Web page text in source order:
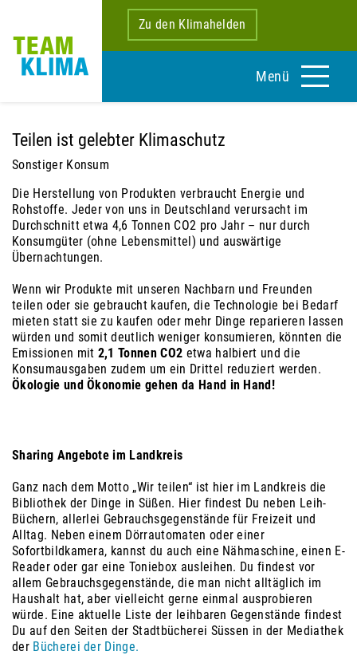
Zu den Klimahelden
Menü
Teilen ist gelebter Klimaschutz
Sonstiger Konsum
Die Herstellung von Produkten verbraucht Energie und
Rohstoffe. Jeder von uns in Deutschland verursacht im
Durchschnitt etwa 4,6 Tonnen CO2 pro Jahr – nur durch
Konsumgüter (ohne Lebensmittel) und auswärtige
Übernachtungen.
Wenn wir Produkte mit unseren Nachbarn und Freunden
teilen oder sie gebraucht kaufen, die Technologie bei Bedarf
mieten statt sie zu kaufen oder mehr Dinge reparieren lassen
würden und somit deutlich weniger konsumieren, könnten die
Emissionen mit 2,1 Tonnen CO2 etwa halbiert und die
Konsumausgaben zudem um ein Drittel reduziert werden.
Ökologie und Ökonomie gehen da Hand in Hand!
Sharing Angebote im Landkreis
Ganz nach dem Motto „Wir teilen“ ist hier im Landkreis die
Bibliothek der Dinge in Süßen. Hier findest Du neben Leih-
Büchern, allerlei Gebrauchsgegenstände für Freizeit und
Alltag. Neben einem Dörrautomaten oder einer
Sofortbildkamera, kannst du auch eine Nähmaschine, einen E-
Reader oder gar eine Toniebox ausleihen. Du findest vor
allem Gebrauchsgegenstände, die man nicht alltäglich im
Haushalt hat, aber vielleicht gerne einmal ausprobieren
würde. Eine aktuelle Liste der leihbaren Gegenstände findest
Du auf den Seiten der Stadtbücherei Süssen in der Mediathek
der Bücherei der Dinge.